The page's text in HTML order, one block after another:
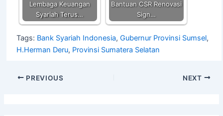
Lembaga Keuangan
Syariah Terus…
Bantuan CSR Renovasi
Sign…
Tags: Bank Syariah Indonesia, Gubernur Provinsi Sumsel,
H.Herman Deru, Provinsi Sumatera Selatan
PREVIOUS NEXT